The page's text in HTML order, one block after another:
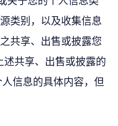
类别，以及收集信息
共享、出售或披露您
共享、出售或披露的
信息的具体内容，但